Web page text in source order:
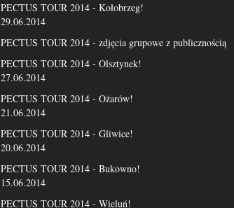
PECTUS TOUR 2014 - Kołobrzeg!
29.06.2014
PECTUS TOUR 2014 - zdjęcia grupowe z publicznością
PECTUS TOUR 2014 - Olsztynek!
27.06.2014
PECTUS TOUR 2014 - Ożarów!
21.06.2014
PECTUS TOUR 2014 - Gliwice!
20.06.2014
PECTUS TOUR 2014 - Bukowno!
15.06.2014
PECTUS TOUR 2014 - Wieluń!